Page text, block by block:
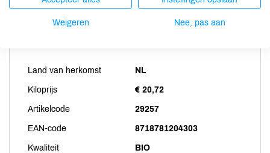
Land van herkomst NL
Kiloprijs € 20,72
Artikelcode 29257
EAN-code 8718781204303
Kwaliteit BIO
Weigeren Nee, pas aan